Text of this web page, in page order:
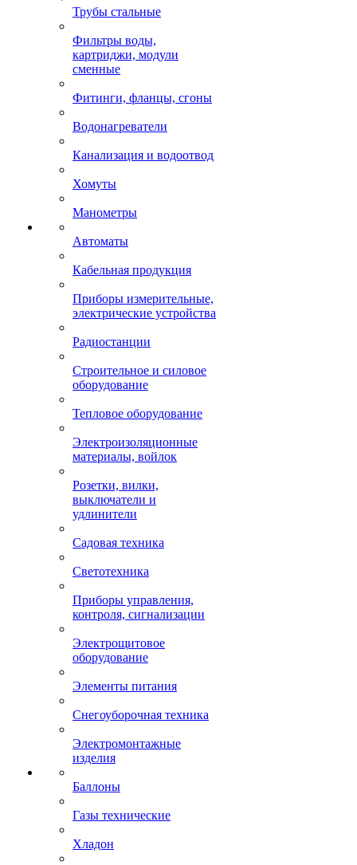
Трубы стальные
Фильтры воды,
картриджи, модули
сменные
Фитинги, фланцы, сгоны
Водонагреватели
Канализация и водоотвод
Хомуты
Манометры
Автоматы
Кабельная продукция
Приборы измерительные,
электрические устройства
Радиостанции
Строительное и силовое
оборудование
Тепловое оборудование
Электроизоляционные
материалы, войлок
Розетки, вилки,
выключатели и
удлинители
Садовая техника
Светотехника
Приборы управления,
контроля, сигнализации
Электрощитовое
оборудование
Элементы питания
Снегоуборочная техника
Электромонтажные
изделия
Баллоны
Газы технические
Хладон